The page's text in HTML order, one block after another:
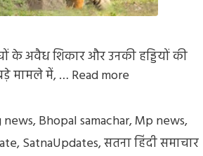
के अवैध शिकार और उनकी हड्डियों की
मामले में, … Read more
,Bhopal samachar,Mp news,
,SatnaUpdates,सतना हिंदी समाचार